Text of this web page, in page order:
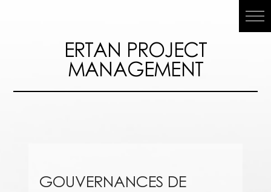
ERTAN
PROJECT
ERTAN PROJECT
MANAGEMENT
GOUVERNANCES DE